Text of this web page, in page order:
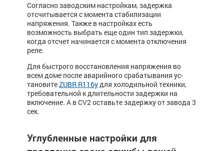
Согласно заводским настройкам, задержка
отсчитывается с момента стабилизации
напряжения. Также в настройках есть
возможность выбрать еще один тип задержки,
когда отсчет начинается с момента отключения
реле.
Для быстрого восстановления напряжения во
всем до­ме пос­ле ава­рийного срабаты­ва­ния ус­­
тановитеZUBR R116yдля холо­дильной тех­ни­ки,
тре­бо­­вательной к длительности за­держки на
включение. А в CV2 оставьте задержку от завода 3
сек.
Углубленные настройки для